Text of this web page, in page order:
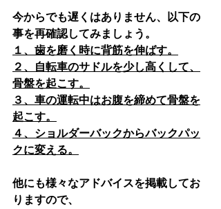
今からでも遅くはありません、以下の
事を再確認してみましょう。
１、歯を磨く時に背筋を伸ばす。
２、自転車のサドルを少し高くして、
骨盤を起こす。
３、車の運転中はお腹を締めて骨盤を
起こす。
４、ショルダーバックからバックパッ
クに変える。
他にも様々なアドバイスを掲載してお
りますので、